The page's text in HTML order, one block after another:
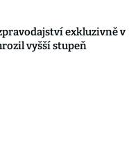
exkluzivně v
vyšší stupeň